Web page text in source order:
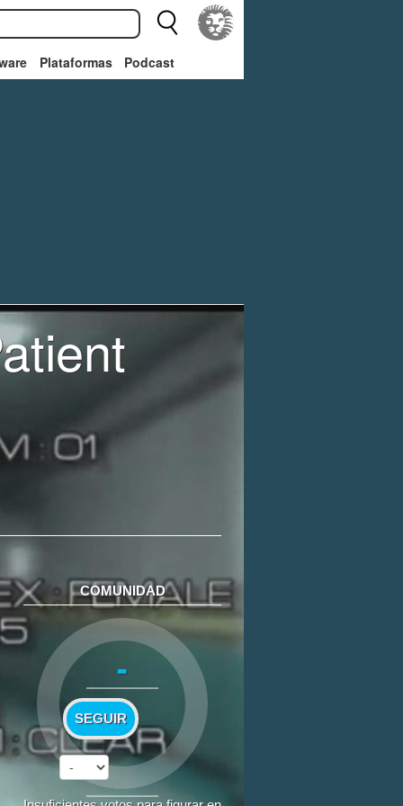
Plataformas Podcast
COMUNIDAD
-
SEGUIR